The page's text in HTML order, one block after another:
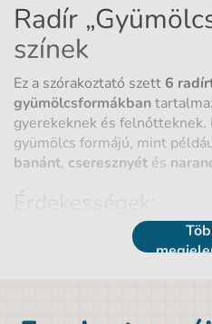
Radír
színek
Ez a szórakoztató szett 6
gyümölcsformákban
gyerekeknek és
gyümölcs formájú, mint
banánt, cseresznyét és
Különböző
gyümölcs formájában,